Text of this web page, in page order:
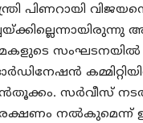
പിണറായി
സംഘടനയില്‍
സര്‍വീസ്
നല്‍കുമെന്ന്